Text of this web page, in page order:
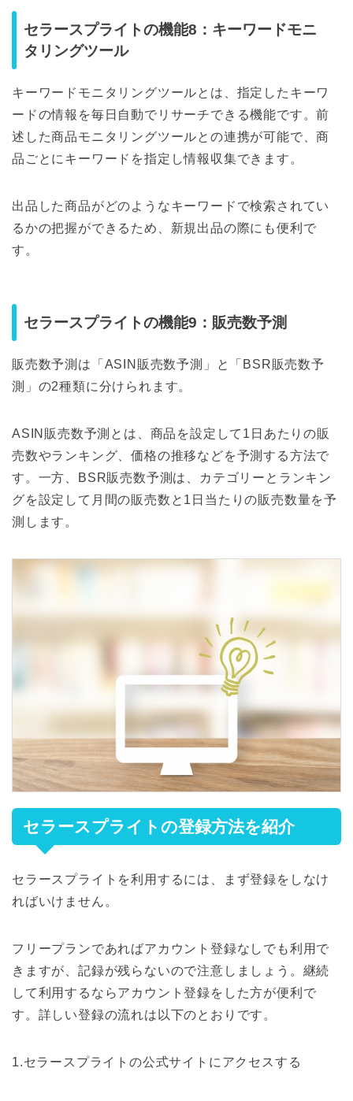
セラースプライトの機能8：キーワードモニ
タリングツール
キーワードモニタリングツールとは、指定したキーワ
ードの情報を毎日自動でリサーチできる機能です。前
述した商品モニタリングツールとの連携が可能で、商
品ごとにキーワードを指定し情報収集できます。
出品した商品がどのようなキーワードで検索されてい
るかの把握ができるため、新規出品の際にも便利で
す。
セラースプライトの機能9：販売数予測
販売数予測は「ASIN販売数予測」と「BSR販売数予
測」の2種類に分けられます。
ASIN販売数予測とは、商品を設定して1日あたりの販
売数やランキング、価格の推移などを予測する方法で
す。一方、BSR販売数予測は、カテゴリーとランキン
グを設定して月間の販売数と1日当たりの販売数量を予
測します。
セラースプライトの登録方法を紹介
セラースプライトを利用するには、まず登録をしなけ
ればいけません。
フリープランであればアカウント登録なしでも利用で
きますが、記録が残らないので注意しましょう。継続
して利用するならアカウント登録をした方が便利で
す。詳しい登録の流れは以下のとおりです。
1.セラースプライトの公式サイトにアクセスする